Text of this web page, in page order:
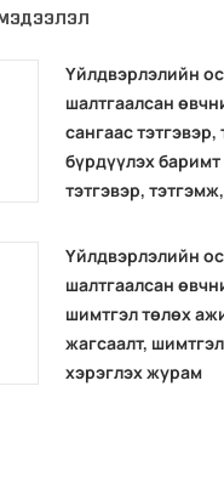
Үйлдвэрлэлийн
шалтгаалсан
сангаас
бүрдүүлэх
тэтгэвэр,
Үйлдвэрлэлийн
шалтгаалсан
шимтгэл төлөх
жагсаалт,
хэрэглэх журам